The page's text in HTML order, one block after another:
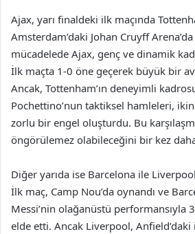
Ajax, yarı finaldeki ilk maçında
Amsterdam’daki Johan Cruyff
mücadelede Ajax, genç ve dinamik
İlk maçta 1-0 öne geçerek büyük bir
Ancak, Tottenham’ın deneyimli
Pochettino’nun taktiksel hamleleri,
zorlu bir engel oluşturdu. Bu
öngörülemez olabileceğini bir kez
Diğer yarıda ise Barcelona ile
İlk maç, Camp Nou’da oynandı ve
Messi’nin olağanüstü performansıyla
elde etti. Ancak Liverpool,